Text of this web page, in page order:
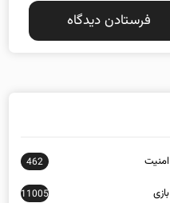
امنيت 462
بازی 11005